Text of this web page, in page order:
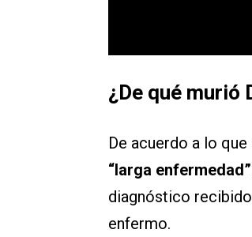
¿De qué murió
De acuerdo a lo
“larga enfermedad”
diagnóstico
enfermo.